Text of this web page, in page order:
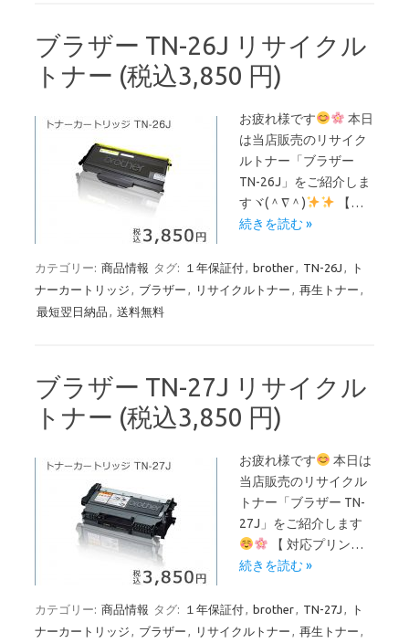
ブラザー TN-26J リサイクル
トナー (税込3,850 円)
お疲れ様です
本日
は当店販売のリサイク
ルトナー「ブラザー
TN-26J」をご紹介しま
すヾ(＾∇＾)
【…
続きを読む »
カテゴリー: 商品情報 タグ: １年保証付, brother, TN-26J ,
ト
ナーカートリッジ , ブラザー , リサイクルトナー , 再生トナー ,
最短翌日納品 , 送料無料
ブラザー TN-27J リサイクル
トナー (税込3,850 円)
お疲れ様です
本日は
当店販売のリサイクル
トナー「ブラザー TN-
27J」をご紹介します
【 対応プリン…
続きを読む »
カテゴリー: 商品情報 タグ: １年保証付, brother, TN-27J ,
ト
ナーカートリッジ , ブラザー , リサイクルトナー , 再生トナー ,